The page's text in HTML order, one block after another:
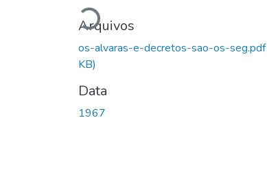
Arquivos
os-alvaras-e-decretos-sao-os-seg.pdf
KB)
Data
1967